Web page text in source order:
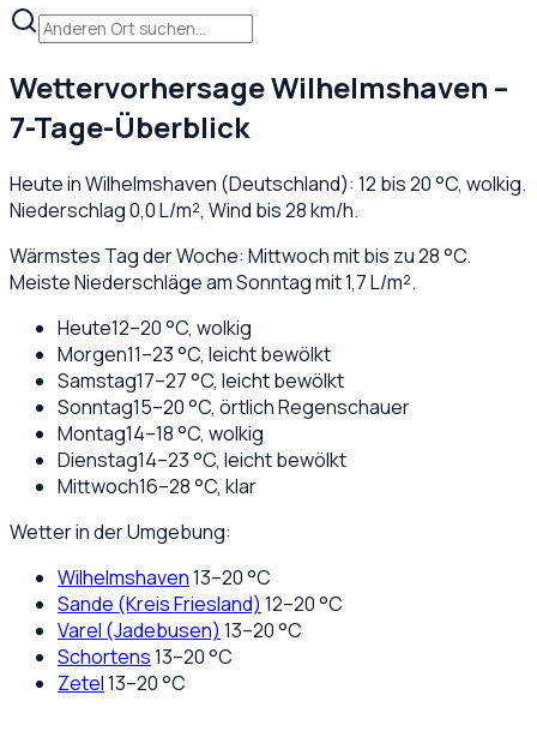
WettervorhersageWilhelmshaven –
7-Tage-Überblick
Heute inWilhelmshaven (Deutschland): 12 bis20°C, wolkig.
Niederschlag0,0L/m², Wind bis28km/h.
Wärmstes Tag der Woche: Mittwoch mit bis zu 28 °C.
Meiste Niederschläge am Sonntag mit 1,7 L/m².
Heute12–20°C, wolkig
Morgen11–23°C, leicht bewölkt
Samstag17–27°C, leicht bewölkt
Sonntag15–20°C, örtlich Regenschauer
Montag14–18°C, wolkig
Dienstag14–23°C, leicht bewölkt
Mittwoch16–28°C, klar
Wetter in der Umgebung:
Wilhelmshaven13–20°C
Sande (Kreis Friesland) 12–20°C
Varel (Jadebusen) 13–20°C
Schortens13–20°C
Zetel13–20°C